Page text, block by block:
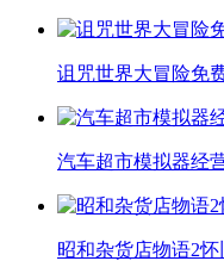
诅咒世界大冒险免
汽车超市模拟器经
昭和杂货店物语2